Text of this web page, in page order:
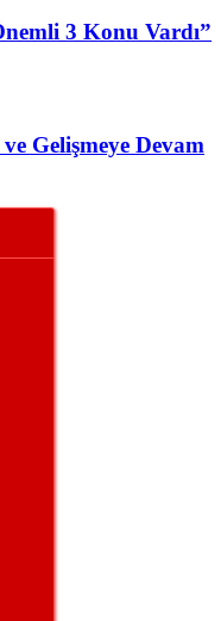
3 Konu Vardı”
Gelişmeye Devam